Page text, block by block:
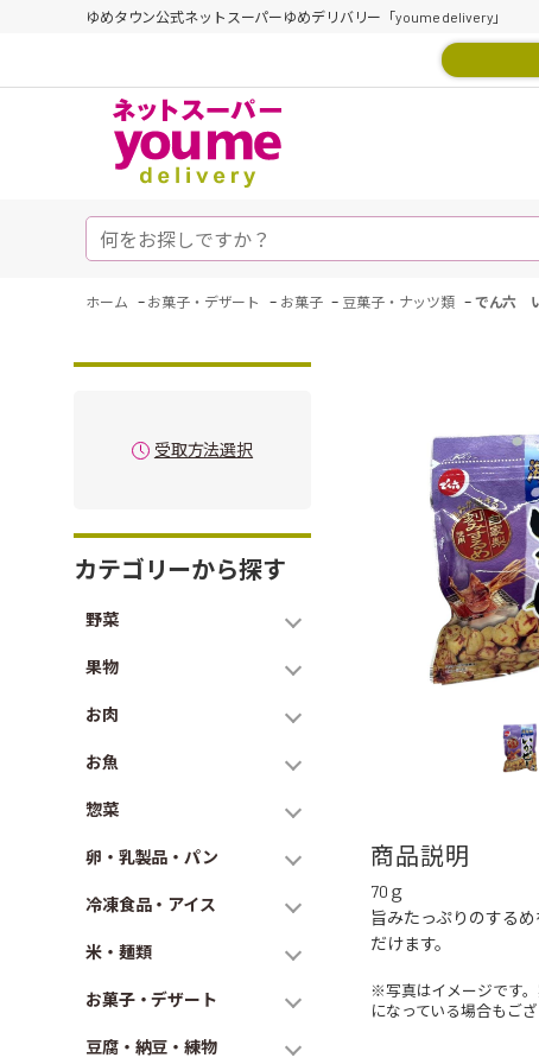
ゆめタウン公式ネットスーパーゆめデリバリー「youme delivery」
ホーム - お菓子・デザート - お菓子 - 豆菓子・ナッツ類 - でん六
受取方法選択
カテゴリーから探す
野菜
果物
お肉
お魚
惣菜
卵・乳製品・パン
冷凍食品・アイス
米・麺類
お菓子・デザート
豆腐・納豆・練物
商品説明
70ｇ
旨みたっぷりのする
だけます。
※写真はイメージです
になっている場合もご